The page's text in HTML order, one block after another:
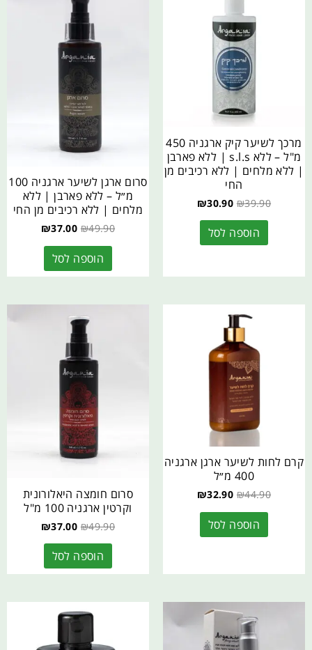
מרכך לשיער קיק ארגניה 450
מ"ל – ללא s.l.s | ללא פארבן
| ללא מלחים | ללא רכיבים מן
החי
₪39.90
₪30.90
הוספה לסל
סרום ארגן לשיער ארגניה 100
מ״ל – ללא פארבן | ללא
מלחים | ללא רכיבים מן החי
₪49.90
₪37.00
הוספה לסל
קרם לחות לשיער ארגן ארגניה
400 מ״ל
₪44.90
₪32.90
הוספה לסל
סרום חומצה היאלורונית
וקרטין ארגניה 100 מ"ל
₪49.90
₪37.00
הוספה לסל